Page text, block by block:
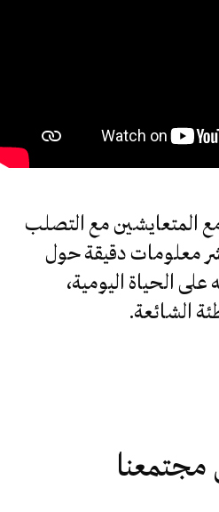
المتعايشين مع التصلب
معلومات دقيقة حول
على الحياة اليومية،
الشائعة.